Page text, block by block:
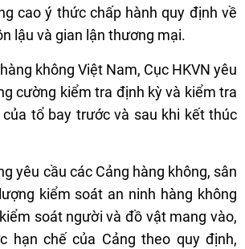
cao ý thức chấp hành quy định về
lậu và gian lận thương mại.
không Việt Nam, Cục HKVN yêu
cường kiểm tra định kỳ và kiểm tra
tổ bay trước và sau khi kết thúc
yêu cầu các Cảng hàng không, sân
kiểm soát an ninh hàng không
soát người và đồ vật mang vào,
hạn chế của Cảng theo quy định,